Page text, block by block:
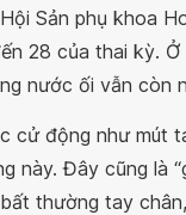
Sản phụ khoa
28 của thai kỳ.
nước ối vẫn còn
cử động như mút
này. Đây cũng là
thường tay chân,